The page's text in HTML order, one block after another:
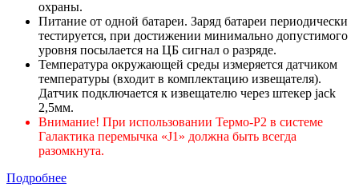
охраны.
Питание от одной батареи. Заряд батареи периодически
тестируется, при достижении минимально допустимого
уровня посылается на ЦБ сигнал о разряде.
Температура окружающей среды измеряется датчиком
температуры (входит в комплектацию извещателя).
Датчик подключается к извещателю через штекер jack
2,5мм.
Внимание! При использовании Термо-Р2 в системе
Галактика перемычка «J1» должна быть всегда
разомкнута.
Подробнее